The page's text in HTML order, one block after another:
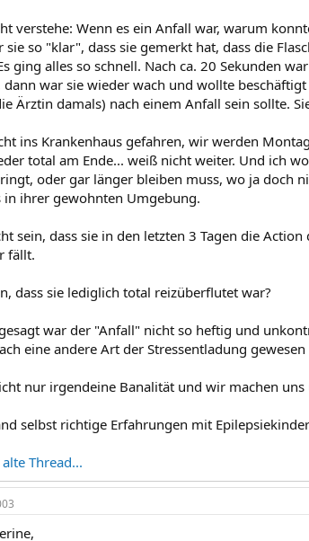
verstehe: Wenn es ein Anfall war, warum
sie so "klar", dass sie gemerkt hat, dass die
ging alles so schnell. Nach ca. 20 Sekunden
dann war sie wieder wach und wollte
Ärztin damals) nach einem Anfall sein sollte.
ins Krankenhaus gefahren, wir werden
total am Ende... weiß nicht weiter. Und ich
oder gar länger bleiben muss, wo ja doch
in ihrer gewohnten Umgebung.
sein, dass sie in den letzten 3 Tagen die
fällt.
dass sie lediglich total reizüberflutet war?
war der "Anfall" nicht so heftig und
eine andere Art der Stressentladung gewesen
nur irgendeine Banalität und wir machen
selbst richtige Erfahrungen mit
Thread...